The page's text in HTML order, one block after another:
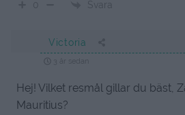
0 Svara
Victoria
3 år sedan
Hej! Vilket resmål gillar du bäst,
Mauritius?